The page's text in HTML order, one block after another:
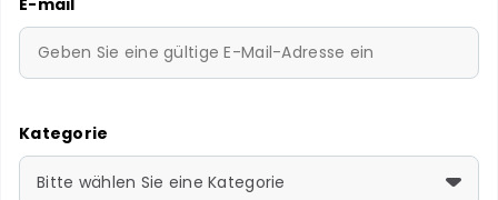
E-mail
Kategorie
Bitte wählen Sie eine Kategorie